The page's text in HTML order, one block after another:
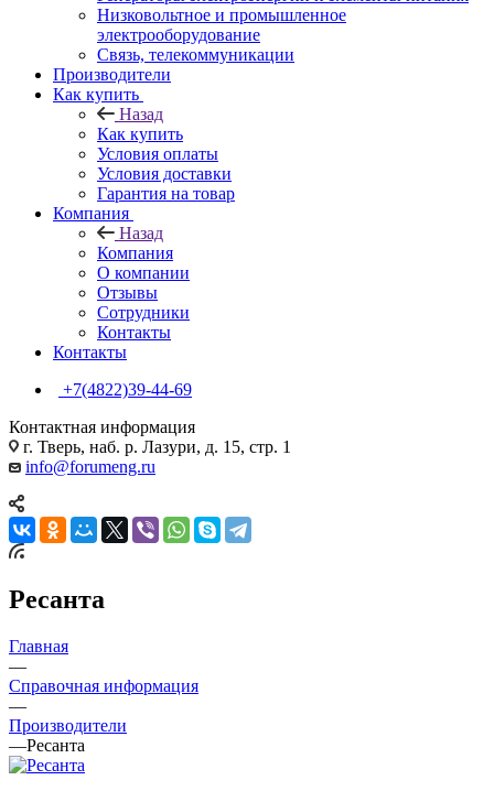
Низковольтное и промышленное
электрооборудование
Связь, телекоммуникации
Производители
Как купить
Назад
Как купить
Условия оплаты
Условия доставки
Гарантия на товар
Компания
Назад
Компания
О компании
Отзывы
Сотрудники
Контакты
Контакты
+7(4822)39-44-69
Контактная информация
г. Тверь, наб. р. Лазури, д. 15, стр. 1
info@forumeng.ru
Ресанта
Главная
—
Справочная информация
—
Производители
—Ресанта